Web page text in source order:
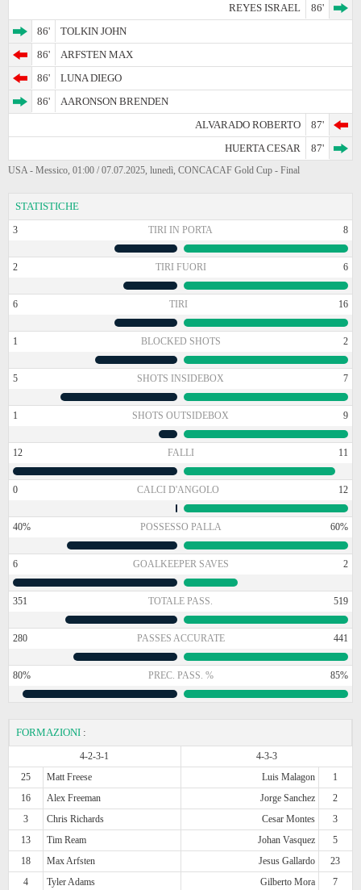
REYES ISRAEL
86'
86'
TOLKIN JOHN
86'
ARFSTEN MAX
86'
LUNA DIEGO
86'
AARONSON BRENDEN
ALVARADO ROBERTO
87'
HUERTA CESAR
87'
USA - Messico, 01:00 / 07.07.2025, lunedì, CONCACAF Gold Cup - Final
STATISTICHE
3 TIRI IN PORTA 8
2 TIRI FUORI 6
6 TIRI 16
1 BLOCKED SHOTS 2
5 SHOTS INSIDEBOX 7
1 SHOTS OUTSIDEBOX 9
12 FALLI 11
0 CALCI D'ANGOLO 12
40% POSSESSO PALLA 60%
6 GOALKEEPER SAVES 2
351 TOTALE PASS. 519
280 PASSES ACCURATE 441
80% PREC. PASS. % 85%
FORMAZIONI :
4-2-3-1
4-3-3
25
Matt Freese Luis Malagon
1
16
Alex Freeman Jorge Sanchez
2
3
Chris Richards Cesar Montes
3
13
Tim Ream Johan Vasquez
5
18
Max Arfsten Jesus Gallardo
23
4
Tyler Adams Gilberto Mora 7